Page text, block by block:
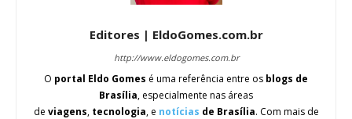
Editores | EldoGomes.com.br
http://www.eldogomes.com.br
O portal Eldo Gomes é uma referência entre os blogs de
Brasília, especialmente nas áreas
de viagens, tecnologia, e notícias de Brasília. Com mais de